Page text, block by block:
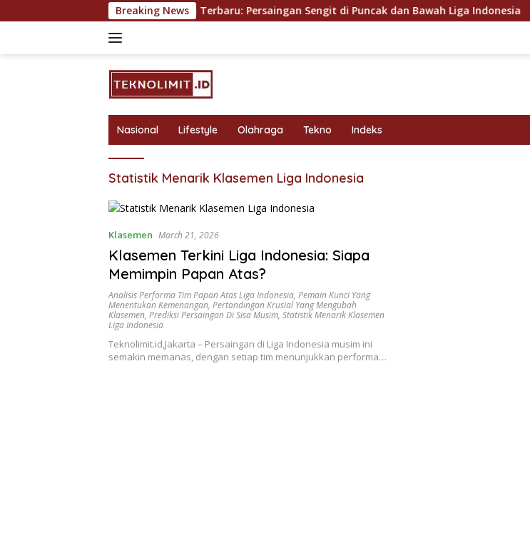
to
Breaking News
Klasemen Terbaru: Persaingan Sengit di Puncak dan Bawah Liga Indonesia
Nasional Lifestyle Olahraga Tekno Indeks
Statistik Menarik Klasemen Liga Indonesia
Klasemen March 21, 2026
Klasemen Terkini Liga Indonesia: Siapa
Memimpin Papan Atas?
Analisis Performa Tim Papan Atas Liga Indonesia, Pemain Kunci Yang
Menentukan Kemenangan, Pertandingan Krusial Yang Mengubah
Klasemen, Prediksi Persaingan Di Sisa Musim, Statistik Menarik Klasemen
Liga Indonesia
Teknolimit.id,Jakarta – Persaingan di Liga Indonesia musim ini
semakin memanas, dengan setiap tim menunjukkan performa…